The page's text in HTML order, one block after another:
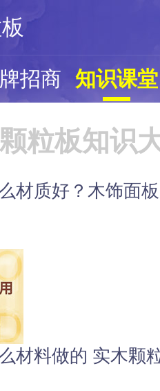
招商 知识课堂
颗粒板知识
材质好？木饰面
材料做的 实木颗